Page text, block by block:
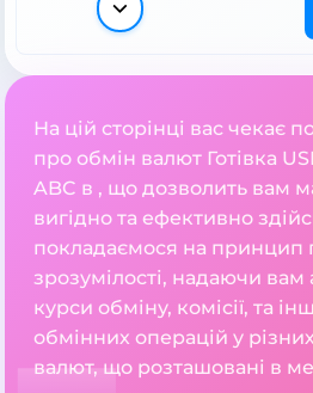
На цій сторінці вас чекає
про обмін валют Готівка
ABC в , що дозволить вам
вигідно та ефективно
покладаємося на принцип
зрозумілості, надаючи вам
курси обміну, комісії, та
обмінних операцій у
валют, що розташовані в